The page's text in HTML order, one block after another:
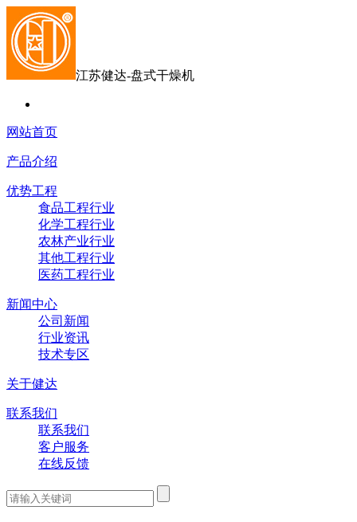
江苏健达-盘式干燥机
网站首页
产品介绍
优势工程
食品工程行业
化学工程行业
农林产业行业
其他工程行业
医药工程行业
新闻中心
公司新闻
行业资讯
技术专区
关于健达
联系我们
联系我们
客户服务
在线反馈